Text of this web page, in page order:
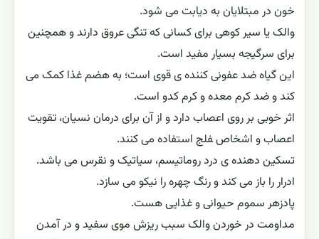
خون در مبتلایان به دیابت می ‌شود.
والک یا سیر کوهی برای کسانی که تنگی عروق دارند و همچنین
برای سرگیجه بسیار مفید است.
این گیاه ضد عفونى کننده ی قوى است؛ به هضم غذا کمک مى
کند و ضد کرم معده و کرم کدو است.
اثر خوبى بر روى اعصاب دارد و از آن براى درمان نسیان، تقویت
اعصاب و اشخاص ‍فلج استفاده می کنند.
تسکین دهنده ی درد روماتیسم، سیاتیک و نقرس مى باشد.
ادرار را باز مى کند و رنگ چهره را نیکو مى سازد.
پادزهر سموم حیوانى و غذایى هست.
مداومت در خوردن والک سبب ریزش موى سفید و در آمدن